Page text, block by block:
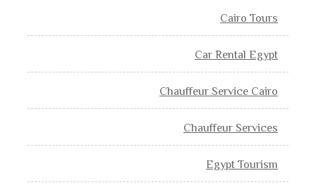
Cairo Tours
Car Rental Egypt
Chauffeur Service Cairo
Chauffeur Services
Egypt Tourism